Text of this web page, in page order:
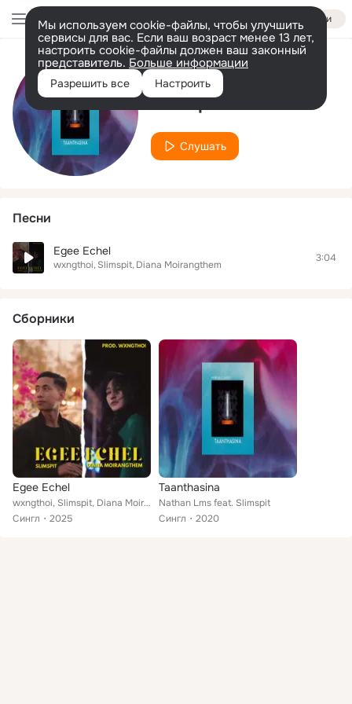
Войти
Мы используем cookie-файлы, чтобы улучшить
сервисы для вас. Если ваш возраст менее 13 лет,
настроить cookie-файлы должен ваш законный
представитель. Больше информации
Разрешить все Настроить
Исполнитель
Slimspit
Слушать
Песни
Egee Echel
wxngthoi Slimspit Diana Moirangthem
3:04
Сборники
Egee Echel
wxngthoi, Slimspit, Diana Moirangthem
Сингл
2025
Taanthasina
Nathan Lms feat. Slimspit
Сингл
2020